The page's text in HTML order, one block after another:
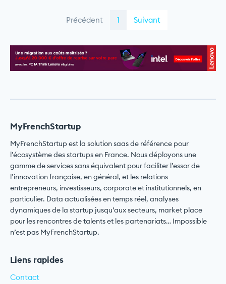
Précédent 1 Suivant
MyFrenchStartup
MyFrenchStartup est la solution saas de référence pour
l’écosystème des startups en France. Nous déployons une
gamme de services sans équivalent pour faciliter l’essor de
l’innovation française, en général, et les relations
entrepreneurs, investisseurs, corporate et institutionnels, en
particulier. Data actualisées en temps réel, analyses
dynamiques de la startup jusqu’aux secteurs, market place
pour les rencontres de talents et les partenariats… Impossible
n’est pas MyFrenchStartup.
Liens rapides
Contact